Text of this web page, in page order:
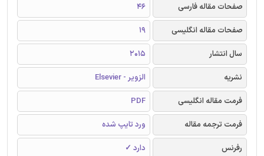
صفحات مقاله فارسی
46
صفحات مقاله انگلیسی
19
سال انتشار
2015
نشریه
الزویر - Elsevier
فرمت مقاله انگلیسی
PDF
فرمت ترجمه مقاله
ورد تایپ شده
رفرنس
دارد ✓